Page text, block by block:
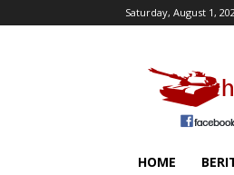
Saturday, August 1,
HOME